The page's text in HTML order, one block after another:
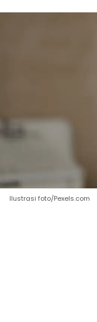
Ilustrasi foto/Pexels.com